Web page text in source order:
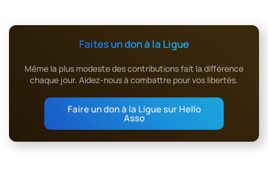
Faites un don à la Ligue
Même la plus modeste des contributions fait la différence
chaque jour. Aidez-nous à combattre pour vos libertés.
Faire un don à la Ligue sur Hello
Asso